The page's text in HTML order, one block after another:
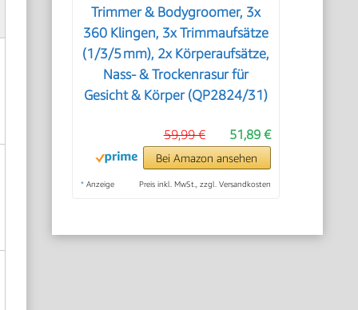
Trimmer & Bodygroomer, 3x
360 Klingen, 3x Trimmaufsätze
(1/3/5 mm), 2x Körperaufsätze,
Nass- & Trockenrasur für
Gesicht & Körper (QP2824/31)
51,89 €
59,99 €
Bei Amazon ansehen
* Anzeige Preis inkl. MwSt., zzgl. Versandkosten